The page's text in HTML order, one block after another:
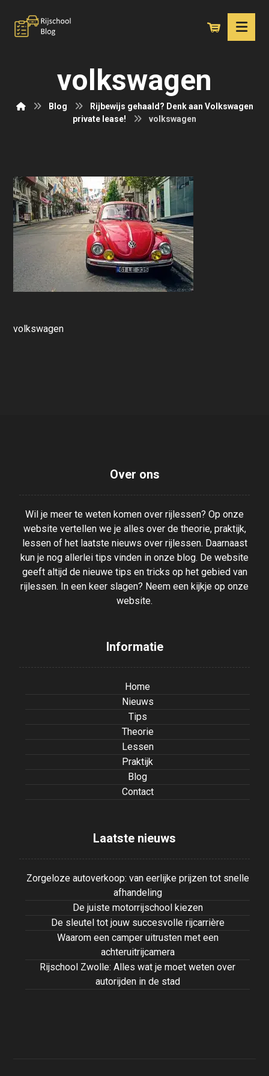
volkswagen
Blog
Rijbewijs gehaald? Denk aan Volkswagen
private lease!
volkswagen
volkswagen
Over ons
Wil je meer te weten komen over rijlessen? Op onze
website vertellen we je alles over de theorie, praktijk,
lessen of het laatste nieuws over rijlessen. Daarnaast
kun je nog allerlei tips vinden in onze blog. De website
geeft altijd de nieuwe tips en tricks op het gebied van
rijlessen. In een keer slagen? Neem een kijkje op onze
website.
Informatie
Home
Nieuws
Tips
Theorie
Lessen
Praktijk
Blog
Contact
Laatste nieuws
Zorgeloze autoverkoop: van eerlijke prijzen tot snelle
afhandeling
De juiste motorrijschool kiezen
De sleutel tot jouw succesvolle rijcarrière
Waarom een camper uitrusten met een
achteruitrijcamera
Rijschool Zwolle: Alles wat je moet weten over
autorijden in de stad